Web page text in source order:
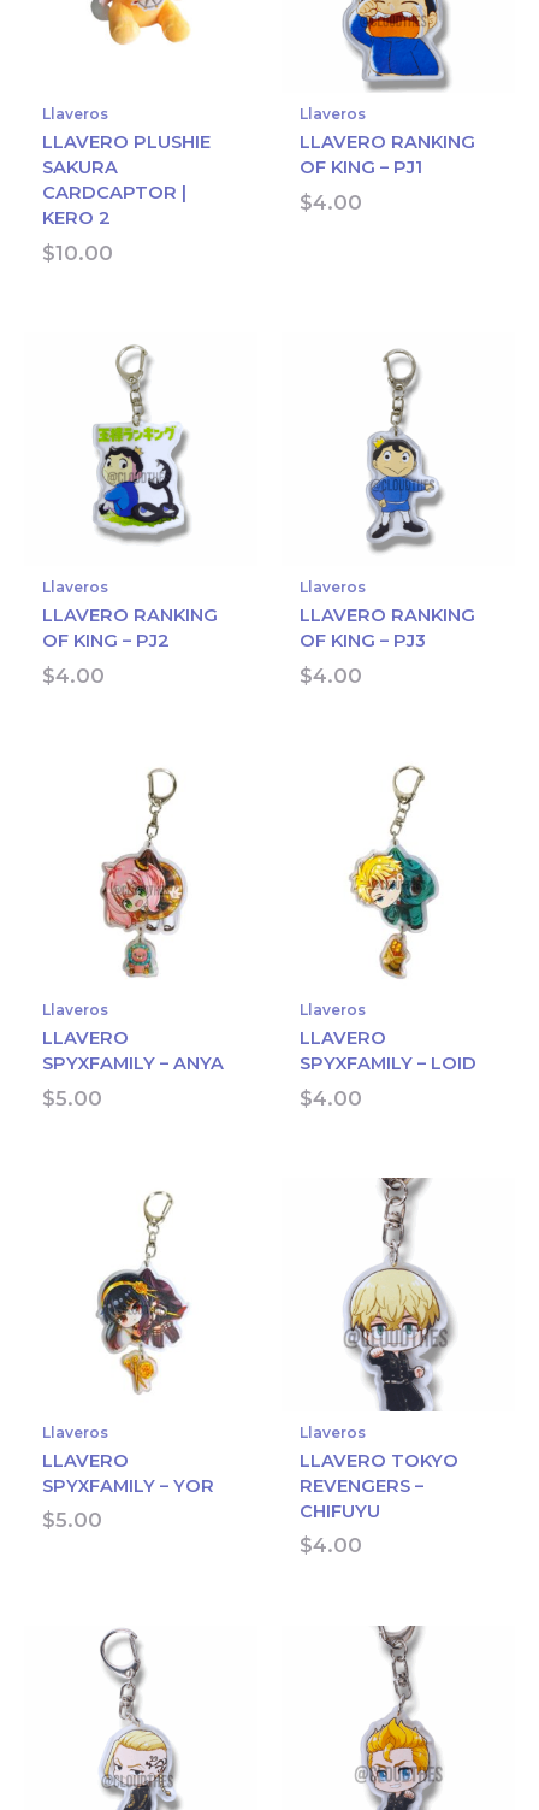
Llaveros
LLAVERO PLUSHIE
SAKURA
CARDCAPTOR |
KERO 2
$10.00
Llaveros
LLAVERO RANKING
OF KING – PJ1
$4.00
Llaveros
LLAVERO RANKING
OF KING – PJ2
$4.00
Llaveros
LLAVERO RANKING
OF KING – PJ3
$4.00
Llaveros
LLAVERO
SPYXFAMILY – ANYA
$5.00
Llaveros
LLAVERO
SPYXFAMILY – LOID
$4.00
Llaveros
LLAVERO
SPYXFAMILY – YOR
$5.00
Llaveros
LLAVERO TOKYO
REVENGERS –
CHIFUYU
$4.00